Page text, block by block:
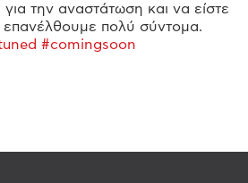
την αναστάτωση και να είστε
επανέλθουμε πολύ σύντομα.
#comingsoon